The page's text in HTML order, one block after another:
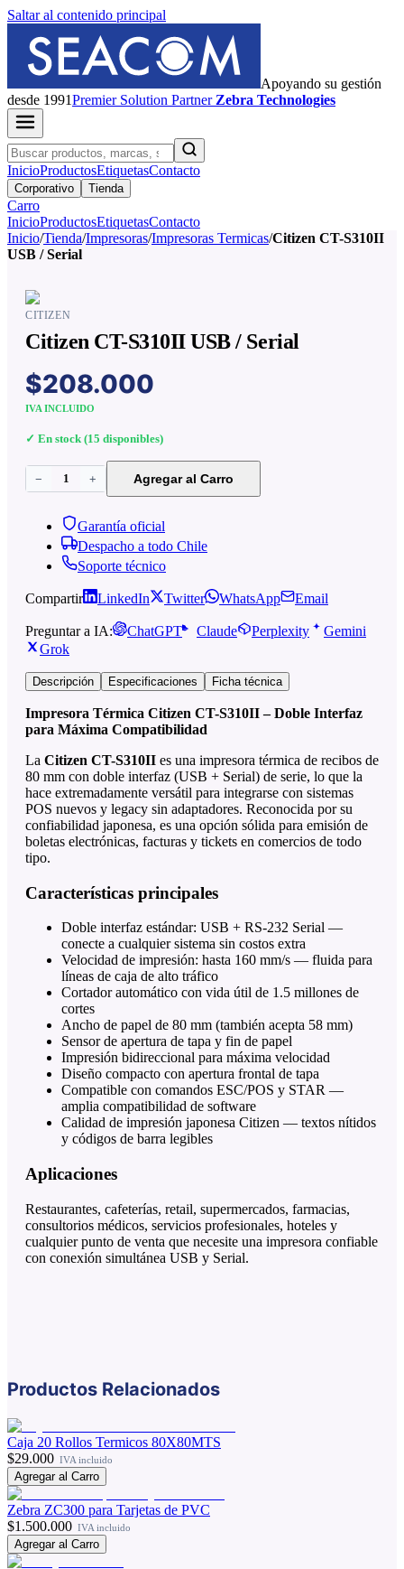
Saltar al contenido principal
Apoyando su gestión
desde 1991PremierSolution Partner Zebra Technologies
InicioProductosEtiquetasContacto
Corporativo Tienda
Carro
InicioProductosEtiquetasContacto
Inicio/Tienda/Impresoras/Impresoras Termicas/Citizen CT-S310II
USB / Serial
CITIZEN
Citizen CT-S310II USB / Serial
$208.000
IVA INCLUIDO
✓ En stock (15 disponibles)
− 1 + Agregar al Carro
Garantía oficial
Despacho a todo Chile
Soporte técnico
Compartir LinkedIn Twitter WhatsApp Email
Preguntar a IA: ChatGPT Claude Perplexity
Gemini
Grok
Descripción Especificaciones Ficha técnica
Impresora Térmica Citizen CT-S310II – Doble Interfaz
para Máxima Compatibilidad
La Citizen CT-S310II es una impresora térmica de recibos de
80 mm con doble interfaz (USB + Serial) de serie, lo que la
hace extremadamente versátil para integrarse con sistemas
POS nuevos y legacy sin adaptadores. Reconocida por su
confiabilidad japonesa, es una opción sólida para emisión de
boletas electrónicas, facturas y tickets en comercios de todo
tipo.
Características principales
Doble interfaz estándar: USB + RS-232 Serial —
conecte a cualquier sistema sin costos extra
Velocidad de impresión: hasta 160 mm/s — fluida para
líneas de caja de alto tráfico
Cortador automático con vida útil de 1.5 millones de
cortes
Ancho de papel de 80 mm (también acepta 58 mm)
Sensor de apertura de tapa y fin de papel
Impresión bidireccional para máxima velocidad
Diseño compacto con apertura frontal de tapa
Compatible con comandos ESC/POS y STAR —
amplia compatibilidad de software
Calidad de impresión japonesa Citizen — textos nítidos
y códigos de barra legibles
Aplicaciones
Restaurantes, cafeterías, retail, supermercados, farmacias,
consultorios médicos, servicios profesionales, hoteles y
cualquier punto de venta que necesite una impresora confiable
con conexión simultánea USB y Serial.
Productos Relacionados
Caja 20 Rollos Termicos 80X80MTS
$29.000 IVA incluido
Agregar al Carro
Zebra ZC300 para Tarjetas de PVC
$1.500.000 IVA incluido
Agregar al Carro